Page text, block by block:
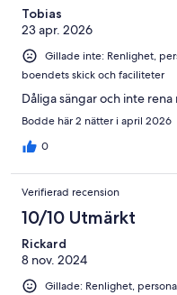
Tobias
23 apr. 2026
Gillade inte: Renlighet,
boendets skick och faciliteter
Dåliga sängar och inte rena
Bodde här 2 nätter i april 2026
0
Verifierad recension
10/10 Utmärkt
Rickard
8 nov. 2024
Gillade: Renlighet,